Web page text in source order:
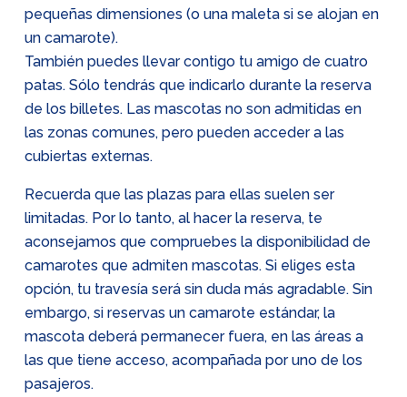
pequeñas dimensiones (o una maleta si se alojan en
un camarote).
También puedes llevar contigo tu amigo de cuatro
patas. Sólo tendrás que indicarlo durante la reserva
de los billetes. Las mascotas no son admitidas en
las zonas comunes, pero pueden acceder a las
cubiertas externas.
Recuerda que las plazas para ellas suelen ser
limitadas. Por lo tanto, al hacer la reserva, te
aconsejamos que compruebes la disponibilidad de
camarotes que admiten mascotas. Si eliges esta
opción, tu travesía será sin duda más agradable. Sin
embargo, si reservas un camarote estándar, la
mascota deberá permanecer fuera, en las áreas a
las que tiene acceso, acompañada por uno de los
pasajeros.